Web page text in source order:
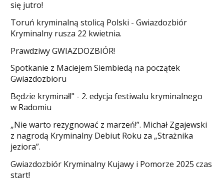
się jutro!
Toruń kryminalną stolicą Polski - Gwiazdozbiór
Kryminalny rusza 22 kwietnia.
​Prawdziwy GWIAZDOZBIÓR!
Spotkanie z Maciejem Siembiedą na początek
Gwiazdozbioru
​Będzie kryminał!" - 2. edycja festiwalu kryminalnego
w Radomiu
„Nie warto rezygnować z marzeń!”. Michał Zgajewski
z nagrodą Kryminalny Debiut Roku za „Strażnika
jeziora”.
Gwiazdozbiór Kryminalny Kujawy i Pomorze 2025 czas
start!